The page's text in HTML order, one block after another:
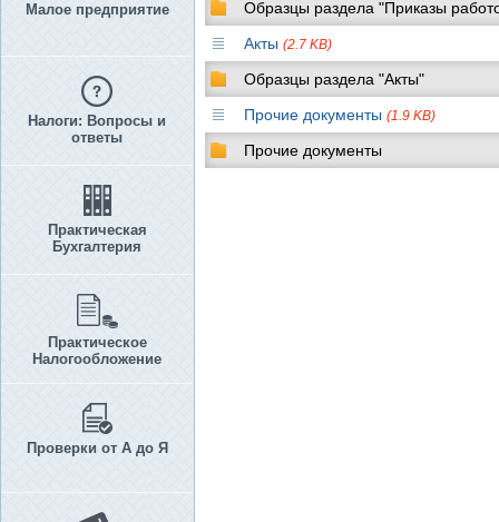
Малое предприятие
Налоги: Вопросы и
ответы
Практическая
Бухгалтерия
Практическое
Налогообложение
Проверки от А до Я
Образцы раздела "Приказы
Акты (2.7 KB)
Образцы раздела "Акты"
Прочие документы (1.9 KB)
Прочие документы